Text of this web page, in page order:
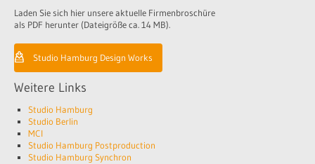
Laden Sie sich hier unsere aktuelle Firmenbroschüre
als PDF herunter (Dateigröße ca. 14 MB).
Studio Hamburg Design Works
Weitere Links
Studio Hamburg
Studio Berlin
MCI
Studio Hamburg Postproduction
Studio Hamburg Synchron